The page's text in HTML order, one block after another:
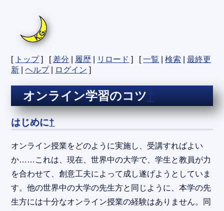
[ トップ] [ 差分 履歴 リロード ] [一覧 |検索 |最終更
新 |ヘルプ| ログイン ]
オンライン学習のコツ†
はじめに†
オンライン授業をどのように実施し、受講すればよい
か……これは、現在、世界中の大学で、学生と教員が力
を合わせて、創意工夫によって成し遂げようとしていま
す。他の世界中の大学の先生方と同じように、本学の先
生方には十分なオンライン授業の経験はありません。同